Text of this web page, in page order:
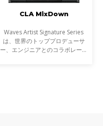
CLA MixDown
Waves Artist Signature Series
は、世界のトッププロデューサ
ー、エンジニアとのコラボレーシ